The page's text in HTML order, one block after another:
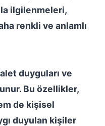
ilgilenmeleri,
renkli ve anlamlı
duyguları ve
Bu özellikler,
de kişisel
duyulan kişiler